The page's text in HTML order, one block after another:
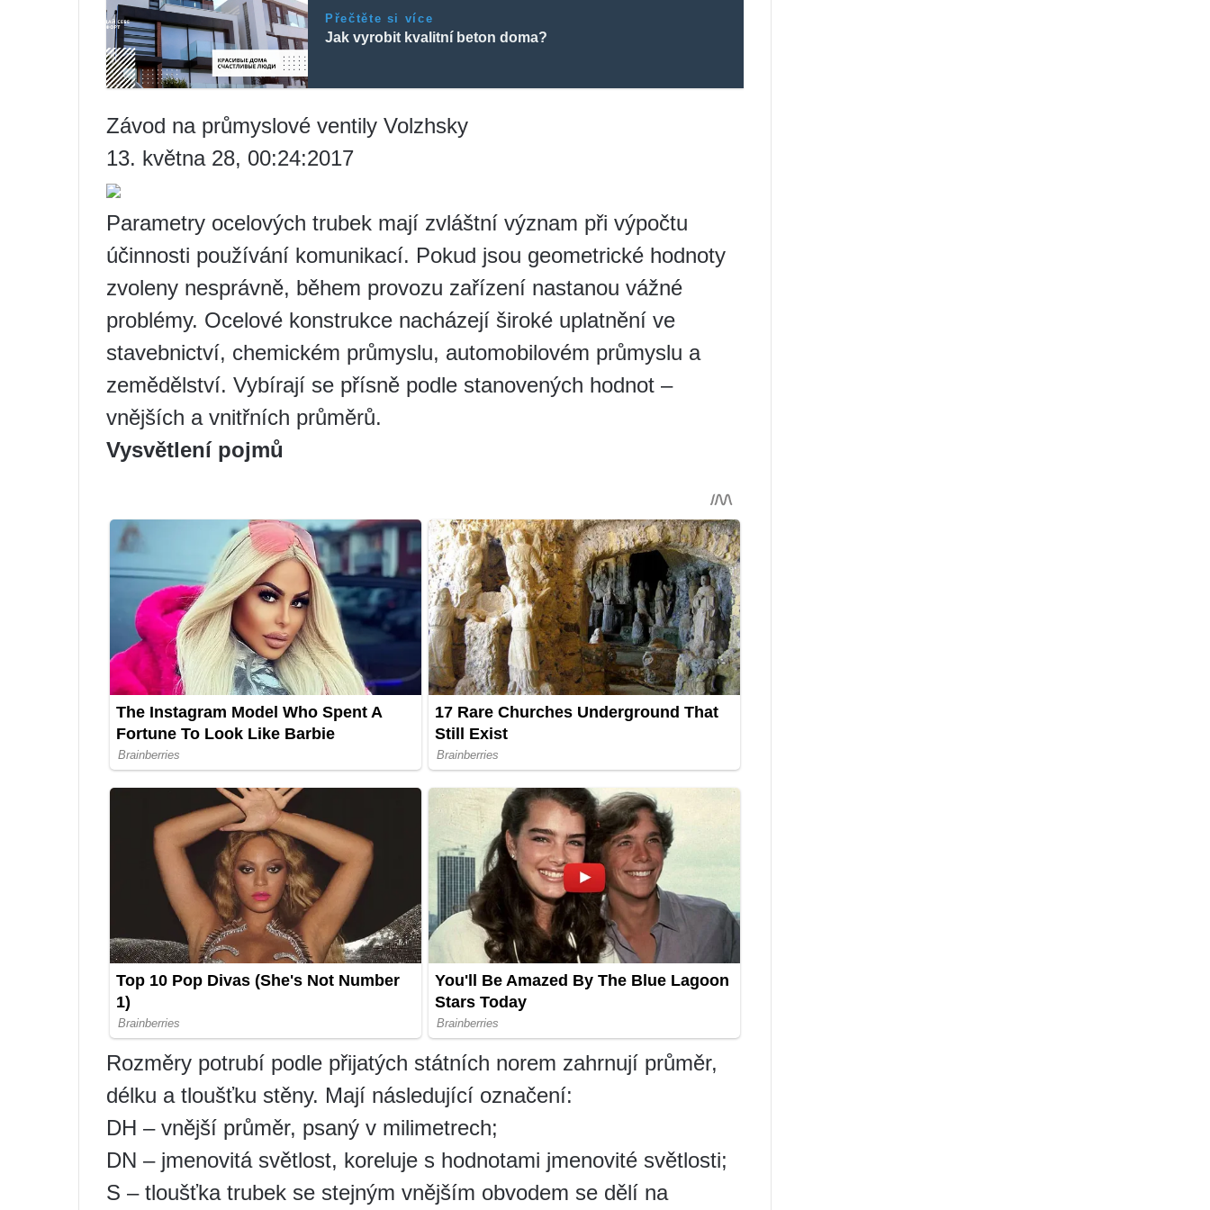
Přečtěte si více
Jak vyrobit kvalitní beton doma?
Závod na průmyslové ventily Volzhsky
13. května 28, 00:24:2017
Parametry ocelových trubek mají zvláštní význam při výpočtu
účinnosti používání komunikací. Pokud jsou geometrické hodnoty
zvoleny nesprávně, během provozu zařízení nastanou vážné
problémy. Ocelové konstrukce nacházejí široké uplatnění ve
stavebnictví, chemickém průmyslu, automobilovém průmyslu a
zemědělství. Vybírají se přísně podle stanovených hodnot –
vnějších a vnitřních průměrů.
Vysvětlení pojmů
Rozměry potrubí podle přijatých státních norem zahrnují průměr,
délku a tloušťku stěny. Mají následující označení:
DH – vnější průměr, psaný v milimetrech;
DN – jmenovitá světlost, koreluje s hodnotami jmenovité světlosti;
S – tloušťka trubek se stejným vnějším obvodem se dělí na